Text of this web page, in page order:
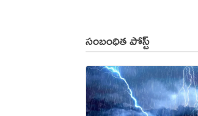
సంబంధిత పోస్ట్